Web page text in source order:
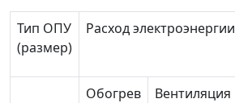
Тип ОПУ
(размер)
Расход электроэнергии
Обогрев Вентиляция